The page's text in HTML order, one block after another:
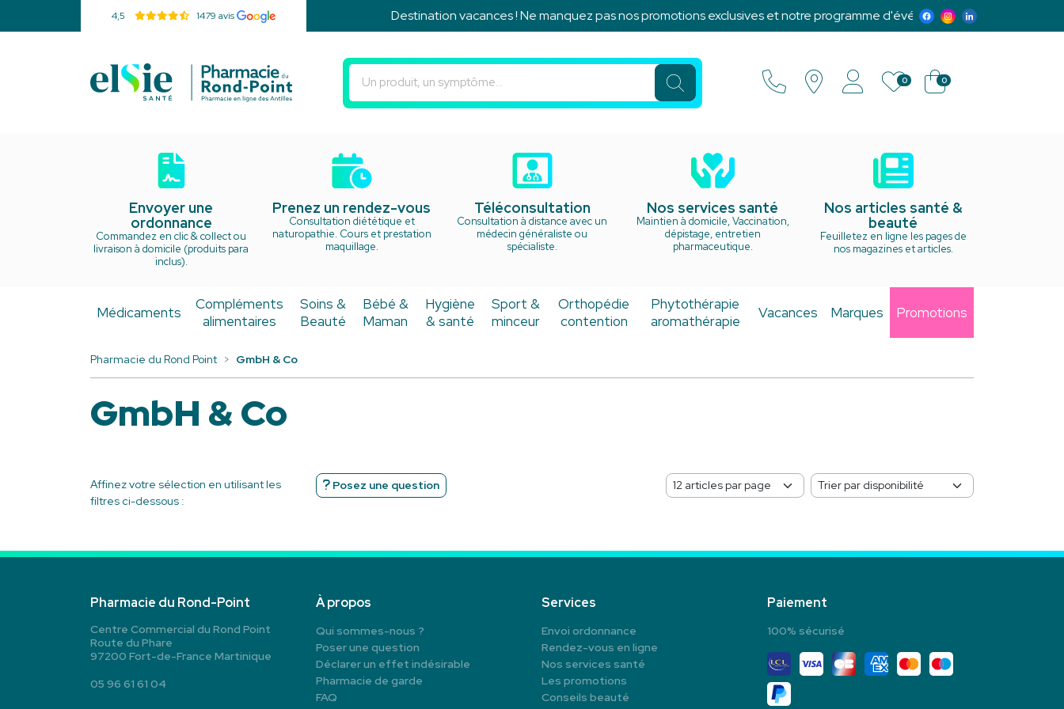
Destination vacances ! Ne manquez pas nos promotions exclusives et notre programme d'événements :)
4,5 1479 avis
Pharmacie du Rond Point Votre pharmacie en ligne à votre service
0 0
Envoyer une
ordonnance
Commandez en clic & collect ou
livraison à domicile (produits para
inclus).
Prenez un rendez-vous
Consultation diététique et
naturopathie. Cours et prestation
maquillage.
Téléconsultation
Consultation à distance avec un
médecin généraliste ou
spécialiste.
Nos services santé
Maintien à domicile, Vaccination,
dépistage, entretien
pharmaceutique.
Nos articles santé &
beauté
Feuilletez en ligne les pages de
nos magazines et articles.
Médicaments
Compléments
alimentaires
Soins &
Beauté
Bébé &
Maman
Hygiène
& santé
Sport &
minceur
Orthopédie
contention
Phytothérapie
aromathérapie
Vacances Marques Promotions
Pharmacie du Rond Point GmbH & Co
GmbH & Co
Posez une question
Affinez votre sélection en utilisant les
filtres ci-dessous :
Pharmacie du Rond-Point
Centre Commercial du Rond Point
Route du Phare
97200 Fort-de-France Martinique
05 96 61 61 04
À propos
Qui sommes-nous ?
Poser une question
Déclarer un effet indésirable
Pharmacie de garde
FAQ
Services
Envoi ordonnance
Rendez-vous en ligne
Nos services santé
Les promotions
Conseils beauté
Paiement
100% sécurisé